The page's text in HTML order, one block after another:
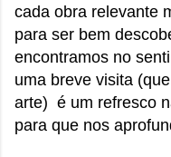
cada obra relevante
para ser bem
encontramos no
uma breve visita
arte) é um refresco
para que nos